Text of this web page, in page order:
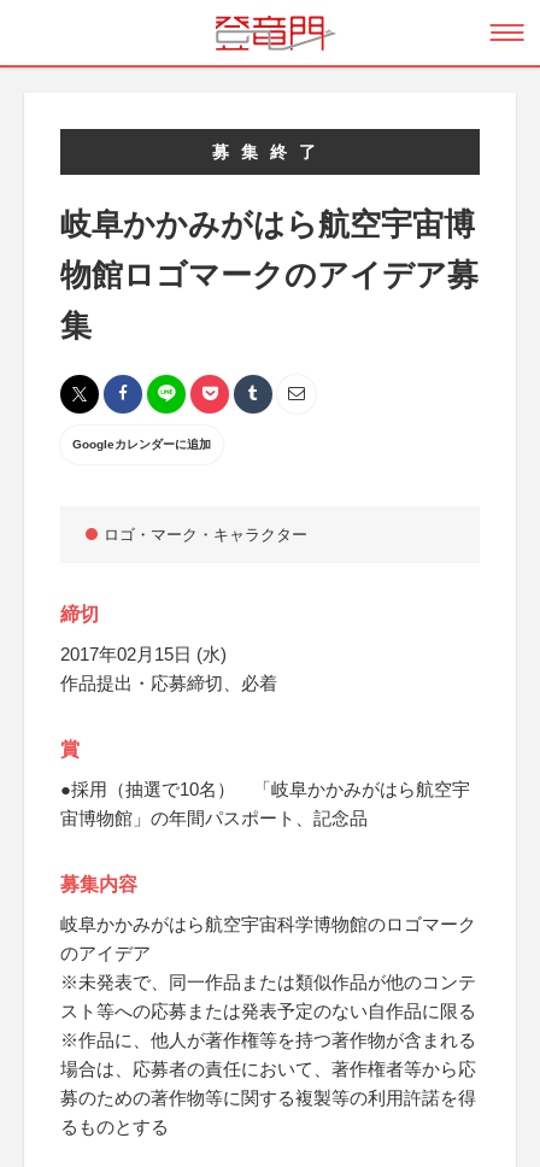
募集終了
岐阜かかみがはら航空宇宙博
物館ロゴマークのアイデア募
集
Googleカレンダーに追加
ロゴ・マーク・キャラクター
締切
2017年02月15日 (水)
作品提出・応募締切、必着
賞
●採用（抽選で10名） 「岐阜かかみがはら航空宇
宙博物館」の年間パスポート、記念品
募集内容
岐阜かかみがはら航空宇宙科学博物館のロゴマーク
のアイデア
※未発表で、同一作品または類似作品が他のコンテ
スト等への応募または発表予定のない自作品に限る
※作品に、他人が著作権等を持つ著作物が含まれる
場合は、応募者の責任において、著作権者等から応
募のための著作物等に関する複製等の利用許諾を得
るものとする